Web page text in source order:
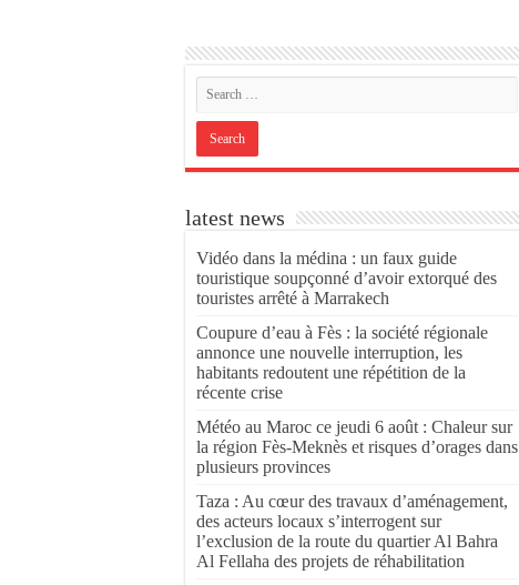
latest news
Vidéo dans la médina : un faux guide
touristique soupçonné d’avoir extorqué des
touristes arrêté à Marrakech
Coupure d’eau à Fès : la société régionale
annonce une nouvelle interruption, les
habitants redoutent une répétition de la
récente crise
Météo au Maroc ce jeudi 6 août : Chaleur sur
la région Fès-Meknès et risques d’orages dans
plusieurs provinces
Taza : Au cœur des travaux d’aménagement,
des acteurs locaux s’interrogent sur
l’exclusion de la route du quartier Al Bahra
Al Fellaha des projets de réhabilitation